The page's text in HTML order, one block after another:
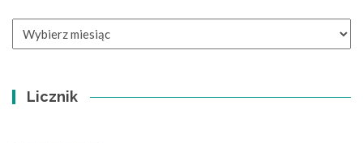
Licznik